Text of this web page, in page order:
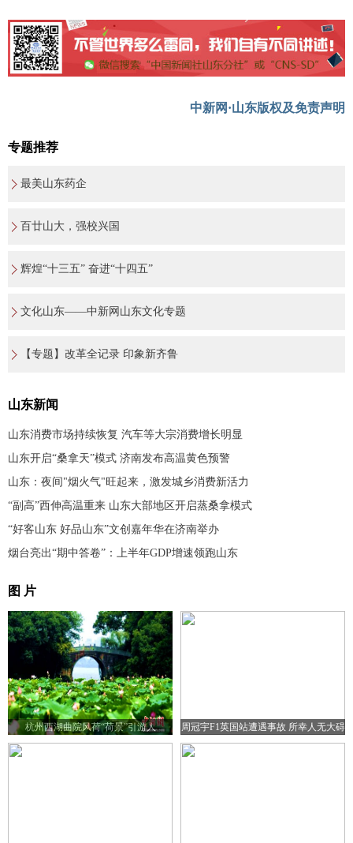
中新网·山东版权及免责声明
专题推荐
最美山东药企
百廿山大，强校兴国
辉煌“十三五” 奋进“十四五”
文化山东——中新网山东文化专题
【专题】改革全记录 印象新齐鲁
山东新闻
山东消费市场持续恢复 汽车等大宗消费增长明显
山东开启“桑拿天”模式 济南发布高温黄色预警
山东：夜间"烟火气"旺起来，激发城乡消费新活力
“副高”西伸高温重来 山东大部地区开启蒸桑拿模式
“好客山东 好品山东”文创嘉年华在济南举办
烟台亮出“期中答卷”：上半年GDP增速领跑山东
图 片
杭州西湖曲院风荷“荷景”引游人 周冠宇F1英国站遭遇事故 所幸人无大碍